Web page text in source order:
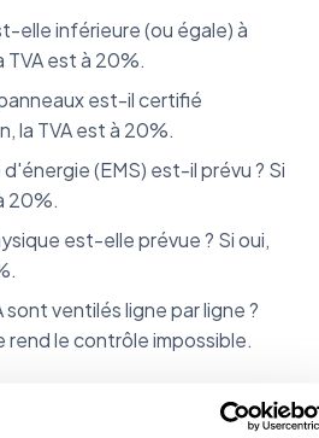
elle inférieure (ou égale) à
TVA est à 20%.
est-il certifié
la TVA est à 20%.
(EMS) est-il prévu ? Si
20%.
est-elle prévue ? Si oui,
sont ventilés ligne par ligne ?
rend le contrôle impossible.